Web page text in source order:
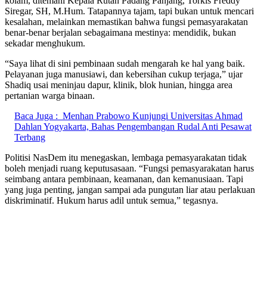
Siregar, SH, M.Hum. Tatapannya tajam, tapi bukan untuk mencari
kesalahan, melainkan memastikan bahwa fungsi pemasyarakatan
benar-benar berjalan sebagaimana mestinya: mendidik, bukan
sekadar menghukum.
“Saya lihat di sini pembinaan sudah mengarah ke hal yang baik.
Pelayanan juga manusiawi, dan kebersihan cukup terjaga,” ujar
Shadiq usai meninjau dapur, klinik, blok hunian, hingga area
pertanian warga binaan.
Baca Juga : Menhan Prabowo Kunjungi Universitas Ahmad
Dahlan Yogyakarta, Bahas Pengembangan Rudal Anti Pesawat
Terbang
Politisi NasDem itu menegaskan, lembaga pemasyarakatan tidak
boleh menjadi ruang keputusasaan. “Fungsi pemasyarakatan harus
seimbang antara pembinaan, keamanan, dan kemanusiaan. Tapi
yang juga penting, jangan sampai ada pungutan liar atau perlakuan
diskriminatif. Hukum harus adil untuk semua,” tegasnya.